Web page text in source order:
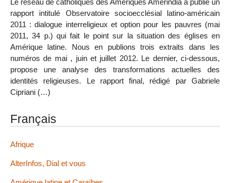
rapport intitulé Observatoire socioecclésial latino-américain
2011 : dialogue interreligieux et option pour les pauvres (mai
2011, 34 p.) qui fait le point sur la situation des églises en
Amérique latine. Nous en publions trois extraits dans les
numéros de mai , juin et juillet 2012. Le dernier, ci-dessous,
propose une analyse des transformations actuelles des
identités religieuses. Le rapport final, rédigé par Gabriele
Cipriani (…)
Français
Afrique
AlterInfos, Dial et vous